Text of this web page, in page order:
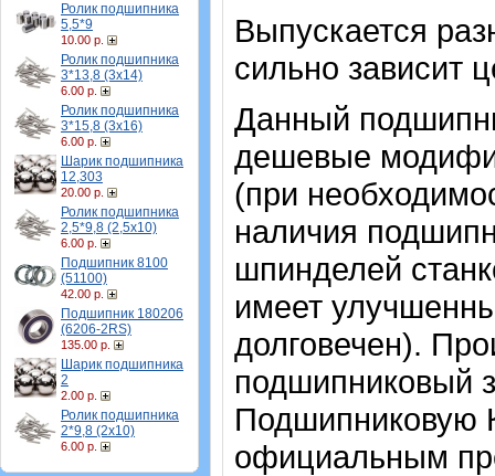
Ролик подшипника
5,5*9
10.00 р.
Ролик подшипника
3*13,8 (3х14)
6.00 р.
Ролик подшипника
3*15,8 (3х16)
6.00 р.
Шарик подшипника
12,303
20.00 р.
Ролик подшипника
2,5*9,8 (2,5х10)
6.00 р.
Подшипник 8100
(51100)
42.00 р.
Подшипник 180206
(6206-2RS)
135.00 р.
Шарик подшипника
2
2.00 р.
Ролик подшипника
2*9,8 (2х10)
6.00 р.
Выпускается
сильно зависит
Данный
дешевые
(при
наличия
шпинделей
имеет
долговечен).
подшипниковый
Подшипниковую
официальным